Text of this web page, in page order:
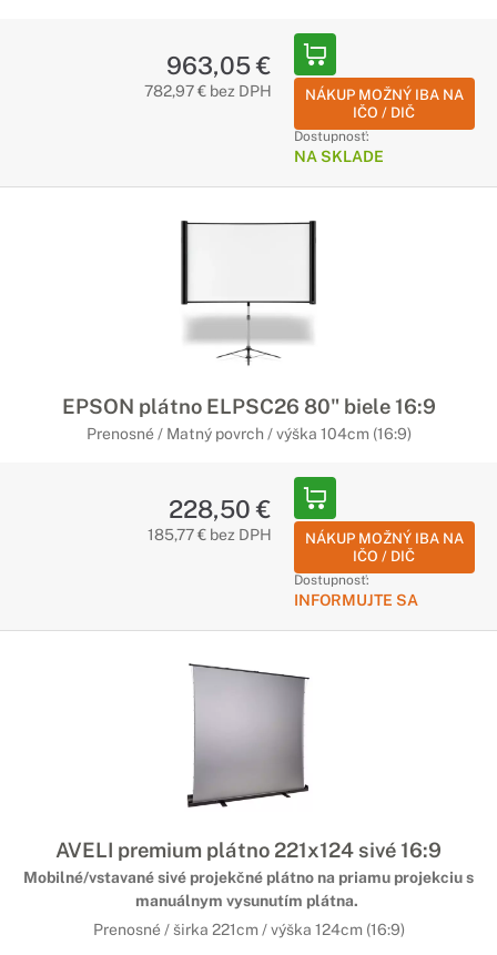
963,05 €
782,97 € bez DPH
NÁKUP MOŽNÝ IBA NA
IČO / DIČ
Dostupnosť:
NA SKLADE
EPSON plátno ELPSC26 80" biele 16:9
Prenosné / Matný povrch / výška 104cm (16:9)
228,50 €
185,77 € bez DPH
NÁKUP MOŽNÝ IBA NA
IČO / DIČ
Dostupnosť:
INFORMUJTE SA
AVELI premium plátno 221x124 sivé 16:9
Mobilné/vstavané sivé projekčné plátno na priamu projekciu s
manuálnym vysunutím plátna.
Prenosné / širka 221cm / výška 124cm (16:9)